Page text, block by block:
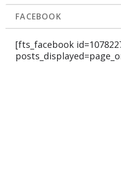
FACEBOOK
[fts_facebook